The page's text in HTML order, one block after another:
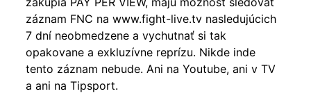
záznam FNC na www.fight-live.tv nasledujúcich
7 dní neobmedzene a vychutnať si tak
opakovane a exkluzívne reprízu. Nikde inde
tento záznam nebude. Ani na Youtube, ani v TV
a ani na Tipsport.